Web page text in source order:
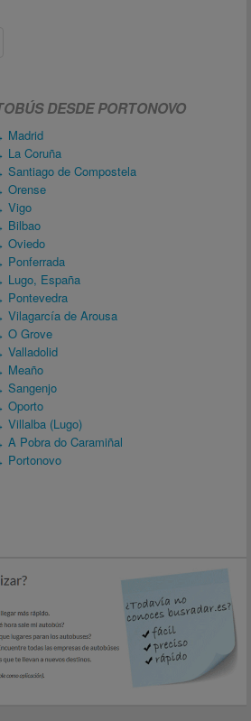
DESDE PORTONOVO
Madrid
La Coruña
de Compostela
Orense
Vigo
Bilbao
Oviedo
Ponferrada
Lugo, España
Pontevedra
Vilagarcía de Arousa
O Grove
Valladolid
Meaño
Sangenjo
Oporto
Villalba (Lugo)
Pobra do Caramiñal
Portonovo